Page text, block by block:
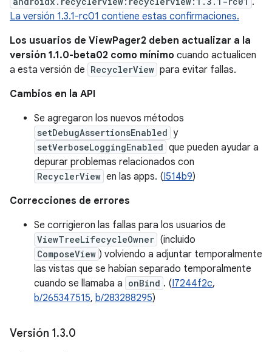
La versión 1.3.1-rc01 contiene estas confirmaciones.
Los usuarios de ViewPager2 deben actualizar a la
versión 1.1.0-beta02 como mínimo cuando actualicen
a esta versión de RecyclerView para evitar fallas.
Cambios en la API
Se agregaron los nuevos métodos
setDebugAssertionsEnabled y
setVerboseLoggingEnabled que pueden ayudar a
depurar problemas relacionados con
RecyclerView en las apps. (I514b9)
Correcciones de errores
Se corrigieron las fallas para los usuarios de
ViewTreeLifecycleOwner (incluido
ComposeView ) volviendo a adjuntar temporalmente
las vistas que se habían separado temporalmente
cuando se llamaba a onBind . (I7244f2c,
b/265347515, b/283288295)
Versión 1.3.0